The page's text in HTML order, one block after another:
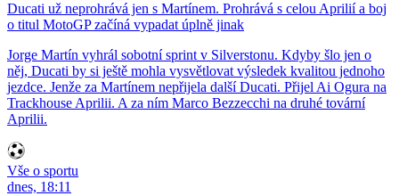
Ducati už neprohrává jen s Martínem. Prohrává s celou Aprilií a boj
o titul MotoGP začíná vypadat úplně jinak
Jorge Martín vyhrál sobotní sprint v Silverstonu. Kdyby šlo jen o
něj, Ducati by si ještě mohla vysvětlovat výsledek kvalitou jednoho
jezdce. Jenže za Martínem nepřijela další Ducati. Přijel Ai Ogura na
Trackhouse Aprilii. A za ním Marco Bezzecchi na druhé tovární
Aprilii.
Vše o sportu
dnes, 18:11